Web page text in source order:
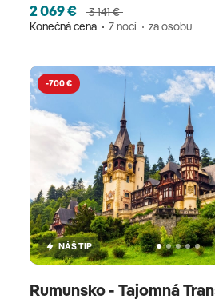
2 069 €
3 141 €
Konečná cena
7 nocí za osobu
-700 €
NÁŠ TIP
Rumunsko - Tajomná